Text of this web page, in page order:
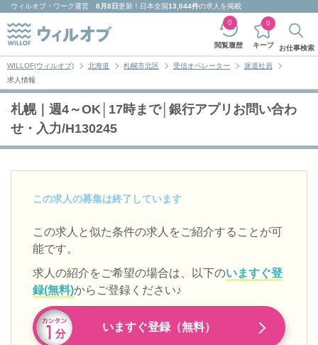
ウィルオブ・ワーク運営 8月8日更新！日本全国13,044件の求人を掲載
閲覧履歴
0
キープ
0
お仕事検索
WILLOF(ウィルオブ) 北海道 札幌市北区 受信オペレーター
派遣社員
求人情報
札幌｜週4～OK│17時まで│銀行アプリお問い合わ
せ・入力/H130245
この求人の募集は終了しています
この求人と似た条件の求人をご紹介することが可
能です。
求人の紹介をご希望の場合は、以下のいますぐ登
録(無料)からご登録ください♪
いますぐ登録（無料）